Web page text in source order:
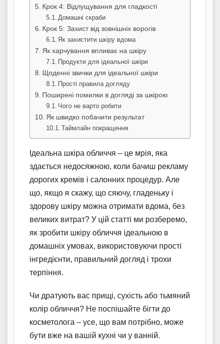
Крок 4: Відлущування для гладкості
Домашні скраби
Крок 5: Захист від зовнішніх ворогів
Як захистити шкіру вдома
Як харчування впливає на шкіру
Продукти для ідеальної шкіри
Щоденні звички для ідеальної шкіри
Прості правила догляду
Поширені помилки в догляді за шкірою
Чого не варто робити
Як швидко побачити результат
Таймлайн покращення
Ідеальна шкіра обличчя – це мрія, яка
здається недосяжною, коли бачиш рекламу
дорогих кремів і салонних процедур. Але
що, якщо я скажу, що сяючу, гладеньку і
здорову шкіру можна отримати вдома, без
великих витрат? У цій статті ми розберемо,
як зробити шкіру обличчя ідеальною в
домашніх умовах, використовуючи прості
інгредієнти, правильний догляд і трохи
терпіння.
Чи дратують вас прищі, сухість або тьмяний
колір обличчя? Не поспішайте бігти до
косметолога – усе, що вам потрібно, може
бути вже на вашій кухні чи у ванній.